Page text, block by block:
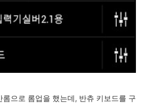
으로 롬업을 했는데, 반츄 키보드를 구